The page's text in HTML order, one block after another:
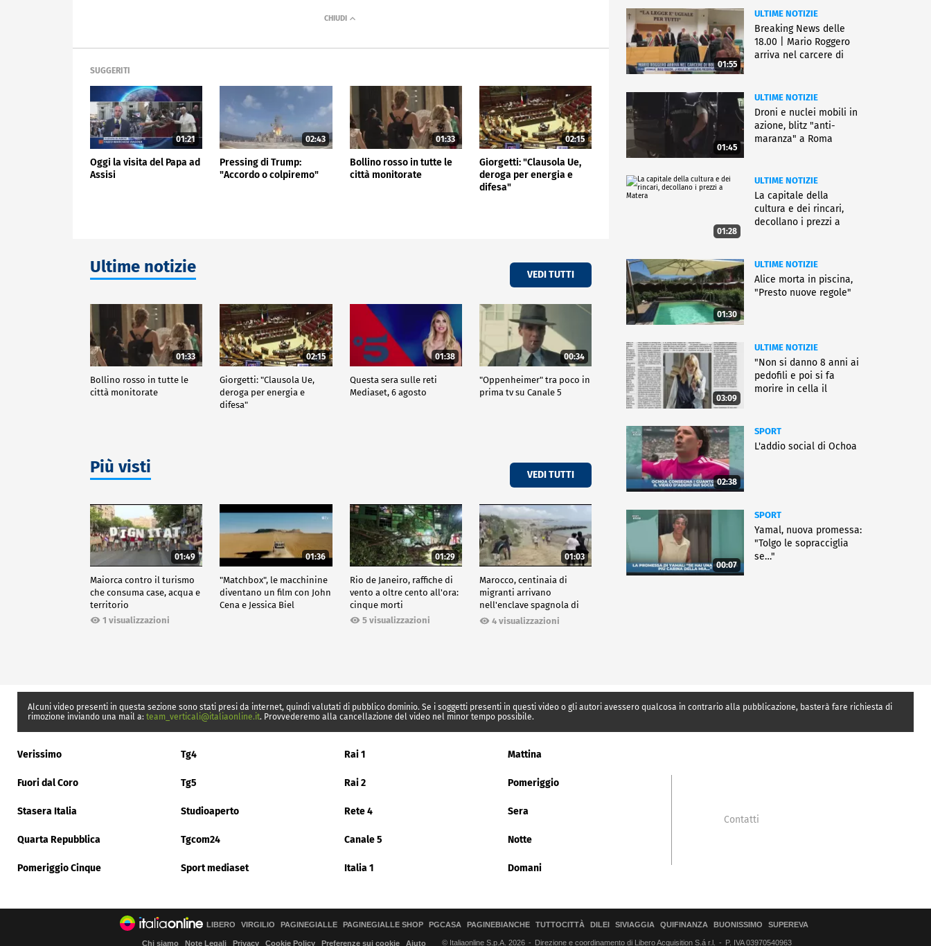
SUGGERITI
01:21
Oggi la visita del Papa ad
Assisi
02:43
Pressing di Trump:
"Accordo o colpiremo"
01:33
Bollino rosso in tutte le
città monitorate
02:15
Giorgetti: "Clausola Ue,
deroga per energia e
difesa"
Ultime notizie VEDI TUTTI
01:33
Bollino rosso in tutte le
città monitorate
02:15
Giorgetti: "Clausola Ue,
deroga per energia e
difesa"
01:38
Questa sera sulle reti
Mediaset, 6 agosto
00:34
"Oppenheimer" tra poco in
prima tv su Canale 5
Più visti VEDI TUTTI
01:49
Maiorca contro il turismo
che consuma case, acqua e
territorio
1 visualizzazioni
01:36
"Matchbox", le macchinine
diventano un film con John
Cena e Jessica Biel
01:29
Rio de Janeiro, raffiche di
vento a oltre cento all'ora:
cinque morti
5 visualizzazioni
01:03
Marocco, centinaia di
migranti arrivano
nell'enclave spagnola di
Ceuta4 visualizzazioni
01:55
ULTIME NOTIZIE
Breaking News delle
18.00 | Mario Roggero
arriva nel carcere di
01:45
ULTIME NOTIZIE
Droni e nuclei mobili in
azione, blitz "anti-
maranza" a Roma
01:28
ULTIME NOTIZIE
La capitale della
cultura e dei rincari,
decollano i prezzi a
01:30
ULTIME NOTIZIE
Alice morta in piscina,
"Presto nuove regole"
03:09
ULTIME NOTIZIE
"Non si danno 8 anni ai
pedofili e poi si fa
morire in cella il
02:38
SPORT
L'addio social di Ochoa
00:07
SPORT
Yamal, nuova promessa:
"Tolgo le sopracciglia
se…"
Alcuni video presenti in questa sezione sono stati presi da internet, quindi valutati di pubblico dominio. Se i soggetti presenti in questi video o gli autori avessero qualcosa in contrario alla pubblicazione, basterà fare richiesta di
rimozione inviando una mail a: team_verticali@italiaonline.it. Provvederemo alla cancellazione del video nel minor tempo possibile.
Verissimo Tg4 Rai 1 Mattina
Fuori dal Coro Tg5 Rai 2 Pomeriggio
Stasera Italia Studioaperto Rete 4 Sera
Quarta Repubblica Tgcom24 Canale 5 Notte
Pomeriggio Cinque Sport mediaset Italia 1 Domani
Contatti
LIBERO VIRGILIO PAGINEGIALLE PAGINEGIALLE SHOP PGCASA PAGINEBIANCHE TUTTOCITTÀ DILEI SIVIAGGIA QUIFINANZA BUONISSIMO SUPEREVA
Chi siamo Note Legali Privacy Cookie Policy Preferenze sui cookie Aiuto © Italiaonline S.p.A. 2026 Direzione e coordinamento di Libero Acquisition S.á r.l. P. IVA 03970540963